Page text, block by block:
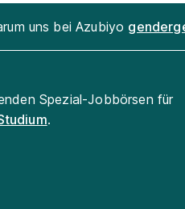
uns bei Azubiyo
Spezial-Jobbörsen für
.